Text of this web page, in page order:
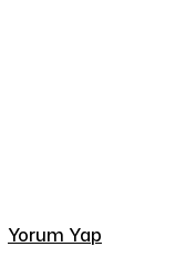
Yorum Yap